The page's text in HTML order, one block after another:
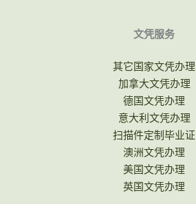
文凭服务
其它国家文凭办理
加拿大文凭办理
德国文凭办理
意大利文凭办理
扫描件定制毕业证
澳洲文凭办理
美国文凭办理
英国文凭办理